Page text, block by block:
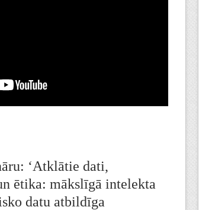
‘Atklātie dati,
ētika: mākslīgā intelekta
datu atbildīga